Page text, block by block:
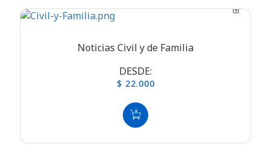
Noticias Civil y de Familia
DESDE:
$ 22.000